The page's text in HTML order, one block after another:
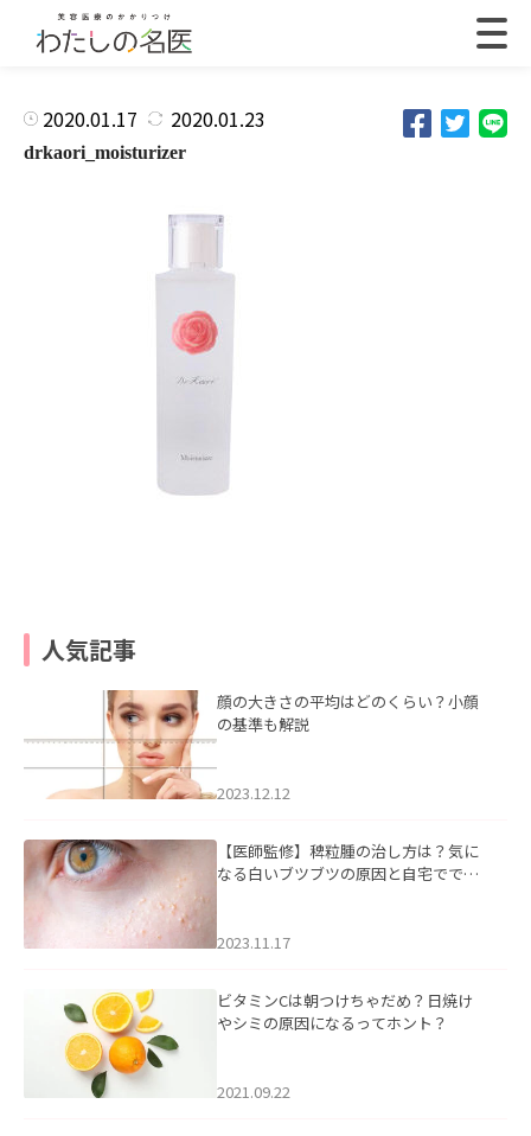
2020.01.17 2020.01.23
drkaori_moisturizer
人気記事
顔の大きさの平均はどのくらい？小顔
の基準も解説
2023.12.12
【医師監修】稗粒腫の治し方は？気に
なる白いブツブツの原因と自宅ででき
2023.11.17
ビタミンCは朝つけちゃだめ？日焼け
やシミの原因になるってホント？
2021.09.22